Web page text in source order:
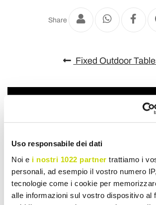
Uso responsabile dei dati
Noi e i nostri 1022 partner trattiamo i
personali, ad esempio il vostro numero
tecnologie come i cookie per
alle informazioni sul vostro dispositivo al
Share
Fixed Outdoor